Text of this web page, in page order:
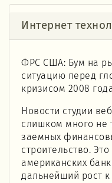
Интернет
ФРС США: Бум на
ситуацию перед
кризисом 2008 года
Новости студии
слишком много не
заемных
строительство.
американских
дальнейший рост к